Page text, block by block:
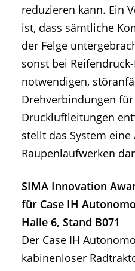
reduzieren kann. Ein
ist, dass sämtliche
der Felge
sonst bei
notwendigen,
Drehverbindungen
Druckluftleitungen
stellt das System eine
Raupenlaufwerken
SIMA Innovation
für Case IH
Halle 6, Stand B071
Der Case IH
kabinenloser